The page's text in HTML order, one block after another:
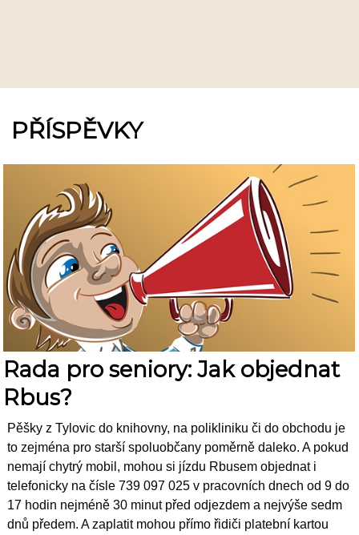
PŘÍSPĚVKY
Rada pro seniory: Jak objednat
Rbus?
Pěšky z Tylovic do knihovny, na polikliniku či do obchodu je
to zejména pro starší spoluobčany poměrně daleko. A pokud
nemají chytrý mobil, mohou si jízdu Rbusem objednat i
telefonicky na čísle 739 097 025 v pracovních dnech od 9 do
17 hodin nejméně 30 minut před odjezdem a nejvýše sedm
dnů předem. A zaplatit mohou přímo řidiči platební kartou